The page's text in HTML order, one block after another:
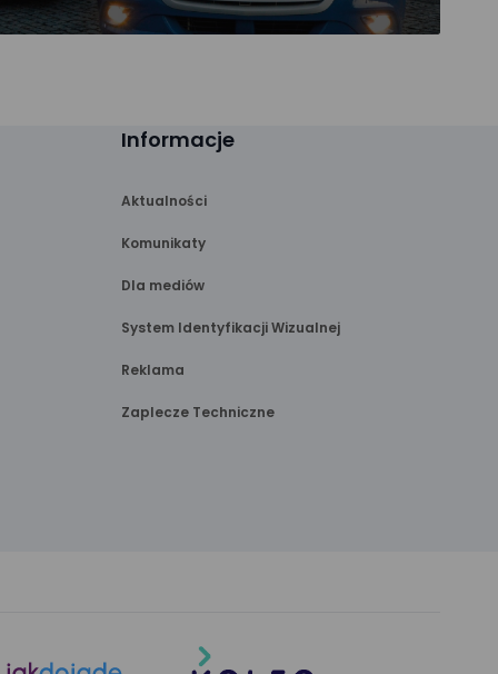
Informacje
Aktualności
Komunikaty
Dla mediów
System Identyfikacji Wizualnej
Reklama
Zaplecze Techniczne